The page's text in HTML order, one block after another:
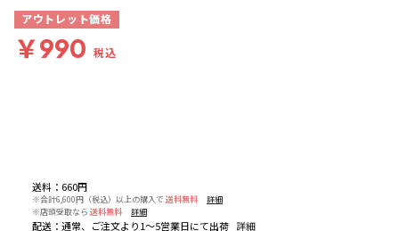
送料 ： 660円
※合計6,600円（税込）以上の購入で 送料無料
詳細
※店頭受取なら 送料無料 詳細
配送 ： 通常、ご注文より1～5営業日にて出荷 詳細
アウトレット価格
￥990 税込